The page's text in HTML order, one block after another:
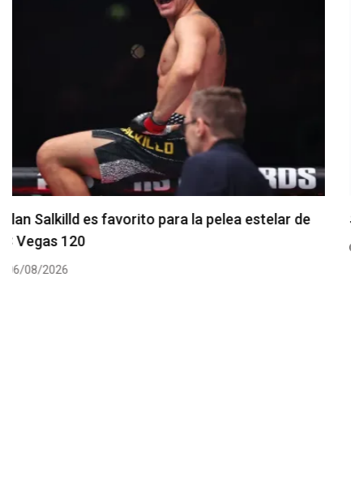
Se anuncia la cartelera completa del UFC 331
06/08/2026